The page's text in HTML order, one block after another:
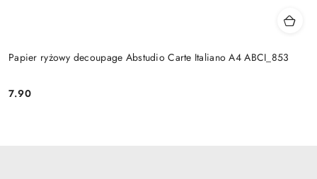
Papier ryżowy decoupage Abstudio Carte Italiano A4 ABCI_853
Cena:
7.90